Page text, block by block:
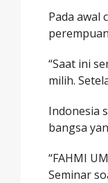
Pada awal
“Saat ini
milih.
Indonesia
bangsa
“FAHMI
Seminar